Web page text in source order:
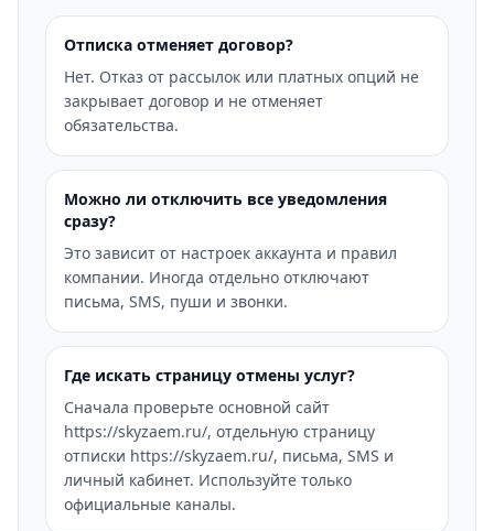
Отписка отменяет договор?
Нет. Отказ от рассылок или платных опций не
закрывает договор и не отменяет
обязательства.
Можно ли отключить все уведомления
сразу?
Это зависит от настроек аккаунта и правил
компании. Иногда отдельно отключают
письма, SMS, пуши и звонки.
Где искать страницу отмены услуг?
Сначала проверьте основной сайт
https://skyzaem.ru/, отдельную страницу
отписки https://skyzaem.ru/, письма, SMS и
личный кабинет. Используйте только
официальные каналы.